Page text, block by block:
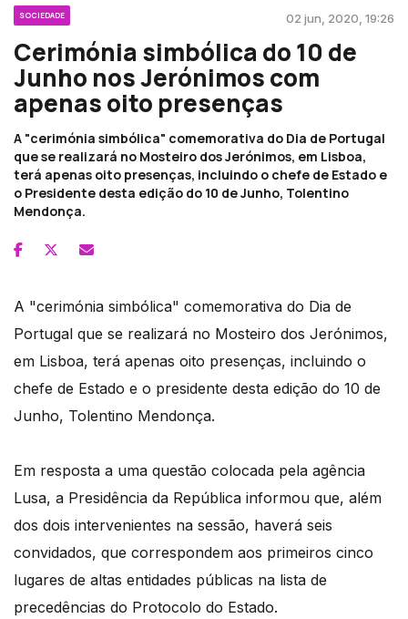
SOCIEDADE 02 jun, 2020, 19:26
Cerimónia simbólica do 10 de
Junho nos Jerónimos com
apenas oito presenças
A "cerimónia simbólica" comemorativa do Dia de Portugal
que se realizará no Mosteiro dos Jerónimos, em Lisboa,
terá apenas oito presenças, incluindo o chefe de Estado e
o Presidente desta edição do 10 de Junho, Tolentino
Mendonça.
A "cerimónia simbólica" comemorativa do Dia de
Portugal que se realizará no Mosteiro dos Jerónimos,
em Lisboa, terá apenas oito presenças, incluindo o
chefe de Estado e o presidente desta edição do 10 de
Junho, Tolentino Mendonça.
Em resposta a uma questão colocada pela agência
Lusa, a Presidência da República informou que, além
dos dois intervenientes na sessão, haverá seis
convidados, que correspondem aos primeiros cinco
lugares de altas entidades públicas na lista de
precedências do Protocolo do Estado.